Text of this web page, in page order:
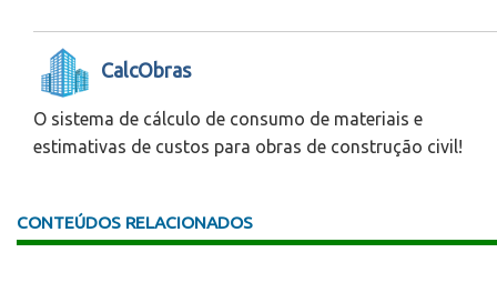
CalcObras
O sistema de cálculo de consumo de materiais e
estimativas de custos para obras de construção civil!
CONTEÚDOS RELACIONADOS